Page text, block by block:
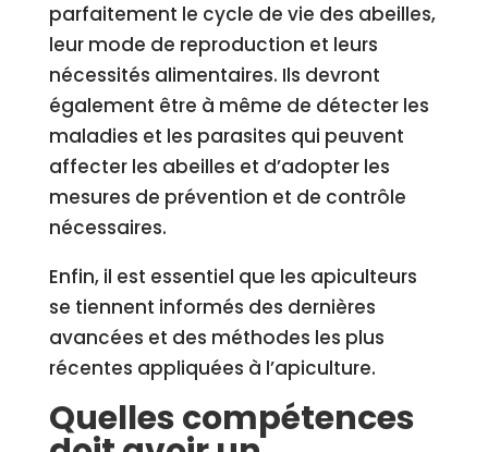
parfaitement le cycle de vie des abeilles,
leur mode de reproduction et leurs
nécessités alimentaires. Ils devront
également être à même de détecter les
maladies et les parasites qui peuvent
affecter les abeilles et d’adopter les
mesures de prévention et de contrôle
nécessaires.
Enfin, il est essentiel que les apiculteurs
se tiennent informés des dernières
avancées et des méthodes les plus
récentes appliquées à l’apiculture.
Quelles compétences